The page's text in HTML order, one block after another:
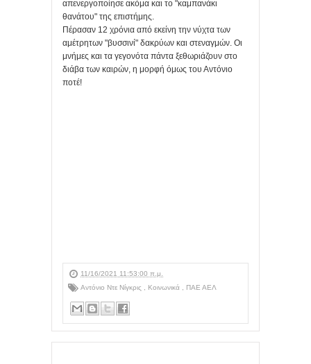
απενεργοποίησε ακόμα και το "καμπανάκι
θανάτου" της επιστήμης.
Πέρασαν 12 χρόνια από εκείνη την νύχτα των
αμέτρητων "βυσσινί" δακρύων και στεναγμών. Οι
μνήμες και τα γεγονότα πάντα ξεθωριάζουν στο
διάβα των καιρών, η μορφή όμως του Αντόνιο
ποτέ!
11/16/2021 11:53:00 π.μ.
Αντόνιο Ντε Νίγκρις , Κοινωνικά , ΠΑΕ ΑΕΛ